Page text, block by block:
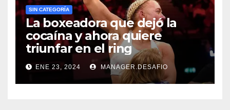
SIN CATEGORÍA
La boxeadora que dejó la
cocaína y ahora quiere
triunfar en el ring​
ENE 23, 2024 MANAGER.DESAFIO